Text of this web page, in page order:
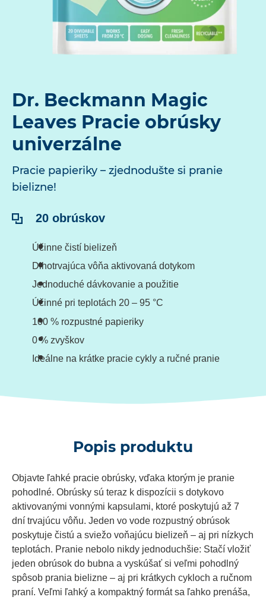
Dr. Beckmann Magic
Leaves Pracie obrúsky
univerzálne
Pracie papieriky – zjednodušte si pranie
bielizne!
Obsah:20 obrúskov
Účinne čistí bielizeň
Dlhotrvajúca vôňa aktivovaná dotykom
Jednoduché dávkovanie a použitie
Účinné pri teplotách 20 – 95 °C
100 % rozpustné papieriky
0 % zvyškov
Ideálne na krátke pracie cykly a ručné pranie
Popis produktu
Objavte ľahké pracie obrúsky, vďaka ktorým je pranie
pohodlné. Obrúsky sú teraz k dispozícii s dotykovo
aktivovanými vonnými kapsulami, ktoré poskytujú až 7
dní trvajúcu vôňu. Jeden vo vode rozpustný obrúsok
poskytuje čistú a sviežo voňajúcu bielizeň – aj pri nízkych
teplotách. Pranie nebolo nikdy jednoduchšie: Stačí vložiť
jeden obrúsok do bubna a vyskúšať si veľmi pohodlný
spôsob prania bielizne – aj pri krátkych cykloch a ručnom
praní. Veľmi ľahký a kompaktný formát sa ľahko prenáša,